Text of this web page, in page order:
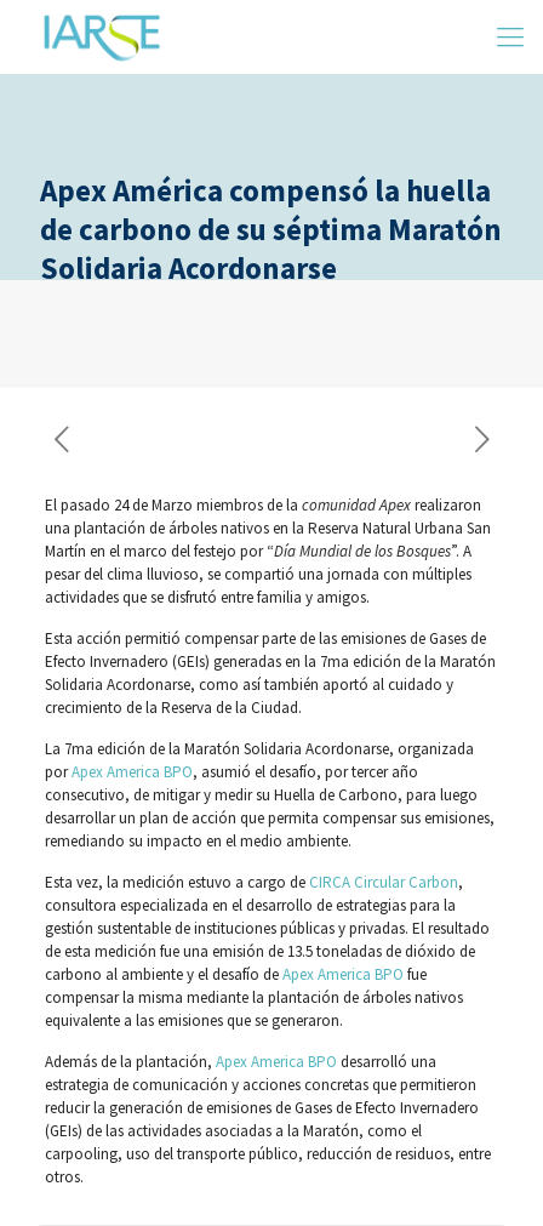
Apex América compensó la huella
de carbono de su séptima Maratón
Solidaria Acordonarse
El pasado 24 de Marzo miembros de la comunidad Apexrealizaron
una plantación de árboles nativos en la Reserva Natural Urbana San
Martín en el marco del festejo por “Día Mundial de los Bosques”. A
pesar del clima lluvioso, se compartió una jornada con múltiples
actividades que se disfrutó entre familia y amigos.
Esta acción permitió compensar parte de las emisiones de Gases de
Efecto Invernadero (GEIs) generadas en la 7ma edición de la Maratón
Solidaria Acordonarse, como así también aportó al cuidado y
crecimiento de la Reserva de la Ciudad.
La 7ma edición de la Maratón Solidaria Acordonarse, organizada
porApex America BPO, asumió el desafío, por tercer año
consecutivo, de mitigar y medir su Huella de Carbono, para luego
desarrollar un plan de acción que permita compensar sus emisiones,
remediando su impacto en el medio ambiente.
Esta vez, la medición estuvo a cargo de CIRCA Circular Carbon,
consultora especializada en el desarrollo de estrategias para la
gestión sustentable de instituciones públicas y privadas. El resultado
de esta medición fue una emisión de 13.5 toneladas de dióxido de
carbono al ambiente y el desafío deApex America BPO fue
compensar la misma mediante la plantación de árboles nativos
equivalente a las emisiones que se generaron.
Además de la plantación, Apex America BPO desarrolló una
estrategia de comunicación y acciones concretas que permitieron
reducir la generación de emisiones de Gases de Efecto Invernadero
(GEIs) de las actividades asociadas a la Maratón, como el
carpooling, uso del transporte público, reducción de residuos, entre
otros.